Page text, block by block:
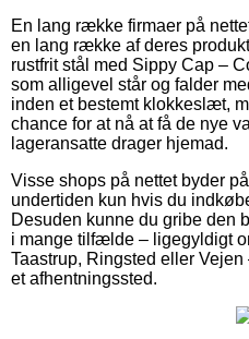
En lang række firmaer på
en lang række af deres
rustfrit stål med Sippy Cap –
som alligevel står og falder
inden et bestemt klokkeslæt,
chance for at nå at få de nye
lageransatte drager hjemad.
Visse shops på nettet byder
undertiden kun hvis du
Desuden kunne du gribe den
i mange tilfælde – ligegyldigt
Taastrup, Ringsted eller
et afhentningssted.